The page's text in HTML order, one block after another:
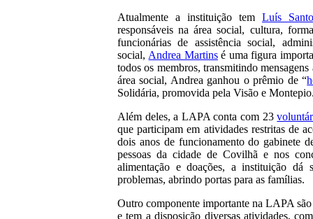
Atualmente a instituição tem Luís
responsáveis na área social, cultura,
funcionárias de assistência social,
social, Andrea Martinsé uma figura
todos os membros, transmitindo
área social, Andrea ganhou o prêmio de “
Solidária, promovida pela Visão e
Além deles, a LAPA conta com 23
que participam em atividades restritas de
dois anos de funcionamento do gabinete
pessoas da cidade de Covilhã e nos
alimentação e doações, a instituição
problemas, abrindo portas para as famílias.
Outro componente importante na LAPA
e tem a disposição diversas atividades,